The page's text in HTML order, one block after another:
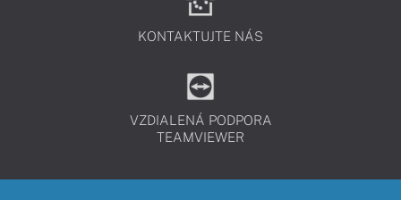
KONTAKTUJTE NÁS
VZDIALENÁ PODPORA
TEAMVIEWER